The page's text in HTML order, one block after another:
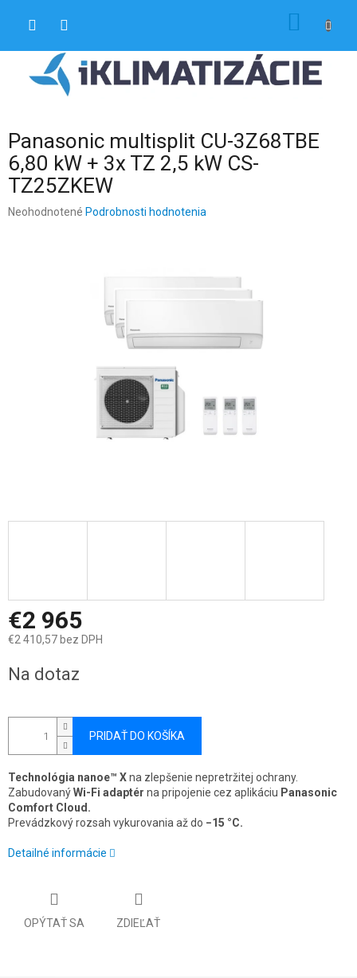
Panasonic multisplit CU-3Z68TBE
6,80 kW + 3x TZ 2,5 kW CS-
TZ25ZKEW
Priemerné
Neohodnotené Podrobnosti hodnotenia
€2 965
€2 410,57 bez DPH
cena:
Na dotaz
PRIDAŤ DO KOŠÍKA
Technológia nanoe™ Xna zlepšenie nepretržitej ochrany.
ZabudovanýWi-Fi adaptér na pripojenie cez aplikáciu Panasonic
Comfort Cloud.
Prevádzkový rozsah vykurovania až do −15 °C.
Detailné informácie
OPÝTAŤ SA ZDIEĽAŤ